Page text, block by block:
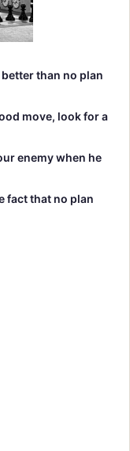
than no plan
move, look for a
enemy when he
fact that no plan